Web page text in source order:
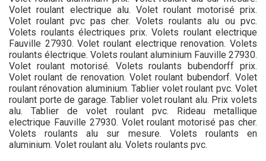
Volet roulant electrique alu. Volet roulant motorisé prix.
Volet roulant pvc pas cher. Volets roulants alu ou pvc.
Volets roulants électriques prix. Volets roulant electrique
Fauville 27930. Volet roulant electrique renovation. Volets
roulants électrique. Volets roulant aluminium Fauville 27930.
Volet roulant motorisé. Volets roulants bubendorff prix.
Volet roulant de renovation. Volet roulant bubendorf. Volet
roulant rénovation aluminium. Tablier volet roulant pvc. Volet
roulant porte de garage. Tablier volet roulant alu. Prix volets
alu. Tablier de volet roulant pvc. Rideau metallique
electrique Fauville 27930. Volet roulant motorisé pas cher.
Volets roulants alu sur mesure. Volets roulants en
aluminium. Volet roulant alu. Volets roulants pvc.